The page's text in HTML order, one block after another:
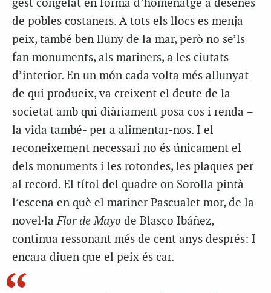
gest congelat en forma d’homenatge a desenes
de pobles costaners. A tots els llocs es menja
peix, també ben lluny de la mar, però no se’ls
fan monuments, als mariners, a les ciutats
d’interior. En un món cada volta més allunyat
de qui produeix, va creixent el deute de la
societat amb qui diàriament posa cos i renda –
la vida també- per a alimentar-nos. I el
reconeixement necessari no és únicament el
dels monuments i les rotondes, les plaques per
al record. El títol del quadre on Sorolla pintà
l’escena en què el mariner Pascualet mor, de la
novel·laFlor de Mayo de Blasco Ibáñez,
continua ressonant més de cent anys després: I
encara diuen que el peix és car.